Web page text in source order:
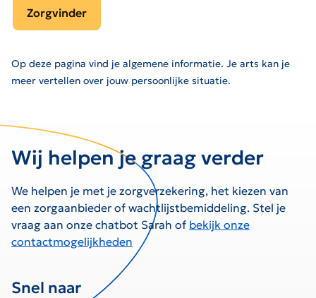
Zorgvinder
Op deze pagina vind je algemene informatie. Je arts kan je
meer vertellen over jouw persoonlijke situatie.
Wij helpen je graag verder
We helpen je met je zorgverzekering, het kiezen van
een zorgaanbieder of wachtlijstbemiddeling. Stel je
vraag aan onze chatbot Sarah of bekijk onze
contactmogelijkheden
Snel naar